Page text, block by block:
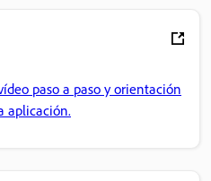
paso a paso y orientación
aplicación.